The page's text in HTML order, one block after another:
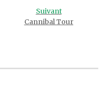
Suivant
Cannibal Tour